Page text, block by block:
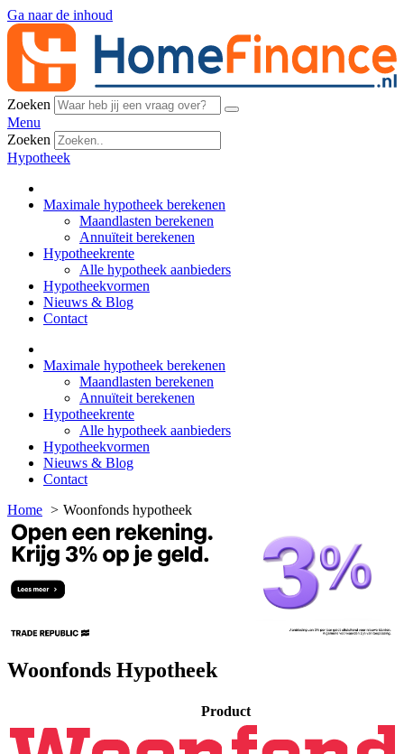
Ga naar de inhoud
Zoeken
Menu
Zoeken
Hypotheek
Maximale hypotheek berekenen
Maandlasten berekenen
Annuïteit berekenen
Hypotheekrente
Alle hypotheek aanbieders
Hypotheekvormen
Nieuws & Blog
Contact
Maximale hypotheek berekenen
Maandlasten berekenen
Annuïteit berekenen
Hypotheekrente
Alle hypotheek aanbieders
Hypotheekvormen
Nieuws & Blog
Contact
Home
Woonfonds hypotheek
Woonfonds Hypotheek
Product